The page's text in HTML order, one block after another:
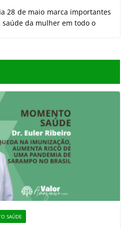
28 de maio marca importantes
saúde da mulher em todo o
SAÚDE